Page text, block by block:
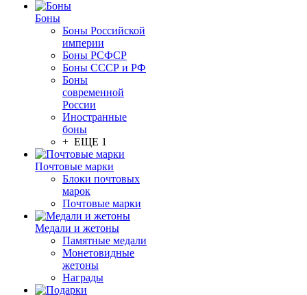
Боны
Боны Российской
империи
Боны РСФСР
Боны СССР и РФ
Боны
современной
России
Иностранные
боны
+ ЕЩЕ 1
Почтовые марки
Блоки почтовых
марок
Почтовые марки
Медали и жетоны
Памятные медали
Монетовидные
жетоны
Награды